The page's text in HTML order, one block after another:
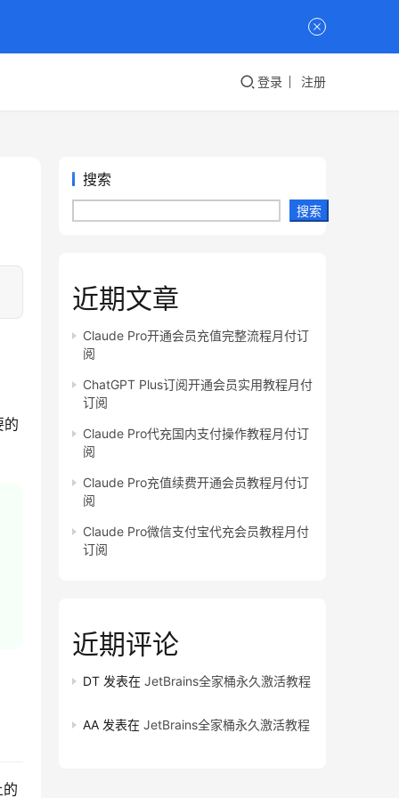
登录 注册
的
搜索
搜索
近期文章
Claude Pro开通会员充值完整流程月付订
阅
ChatGPT Plus订阅开通会员实用教程月付
订阅
Claude Pro代充国内支付操作教程月付订
阅
Claude Pro充值续费开通会员教程月付订
阅
Claude Pro微信支付宝代充会员教程月付
订阅
近期评论
DT 发表在 JetBrains全家桶永久激活教程
AA 发表在 JetBrains全家桶永久激活教程